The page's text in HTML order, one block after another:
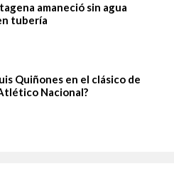
amaneció sin agua
tubería
Quiñones en el clásico de
Nacional?